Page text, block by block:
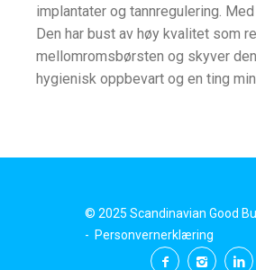
implantater og tannregulering.
Den har bust av høy kvalitet som
mellomromsbørsten og skyver
hygienisk oppbevart og en ting
© 2025 Scandinavian Good
- Personvernerklæring